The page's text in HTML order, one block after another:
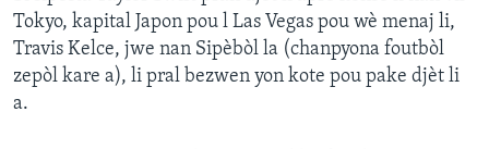
Tokyo, kapital Japon pou l Las Vegas pou wè menaj li,
Travis Kelce, jwe nan Sipèbòl la (chanpyona foutbòl
zepòl kare a), li pral bezwen yon kote pou pake djèt li
a.